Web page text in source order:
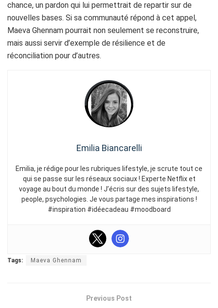
chance, un pardon qui lui permettrait de repartir sur de
nouvelles bases. Si sa communauté répond à cet appel,
Maeva Ghennam pourrait non seulement se reconstruire,
mais aussi servir d’exemple de résilience et de
réconciliation pour d’autres.
Emilia Biancarelli
Emilia, je rédige pour les rubriques lifestyle, je scrute tout ce
qui se passe sur les réseaux sociaux ! Experte Netflix et
voyage au bout du monde ! J’écris sur des sujets lifestyle,
people, psychologies. Je vous partage mes inspirations !
#inspiration #idéecadeau #moodboard
Tags: Maeva Ghennam
Previous Post